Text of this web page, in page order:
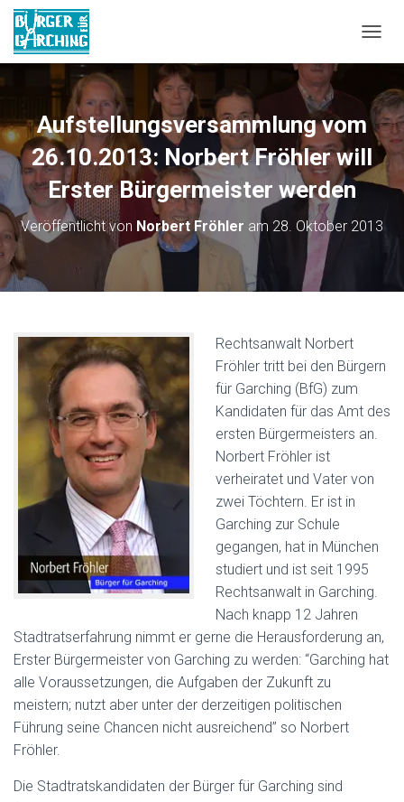
Aufstellungsversammlung vom
26.10.2013: Norbert Fröhler will
Erster Bürgermeister werden
Veröffentlicht von Norbert Fröhler am 28. Oktober 2013
Rechtsanwalt Norbert
Fröhler tritt bei den Bürgern
für Garching (BfG) zum
Kandidaten für das Amt des
ersten Bürgermeisters an.
Norbert Fröhler ist
verheiratet und Vater von
zwei Töchtern. Er ist in
Garching zur Schule
gegangen, hat in München
studiert und ist seit 1995
Rechtsanwalt in Garching.
Nach knapp 12 Jahren
Stadtratserfahrung nimmt er gerne die Herausforderung an,
Erster Bürgermeister von Garching zu werden: “Garching hat
alle Voraussetzungen, die Aufgaben der Zukunft zu
meistern; nutzt aber unter der derzeitigen politischen
Führung seine Chancen nicht ausreichend” so Norbert
Fröhler.
Die Stadtratskandidaten der Bürger für Garching sind